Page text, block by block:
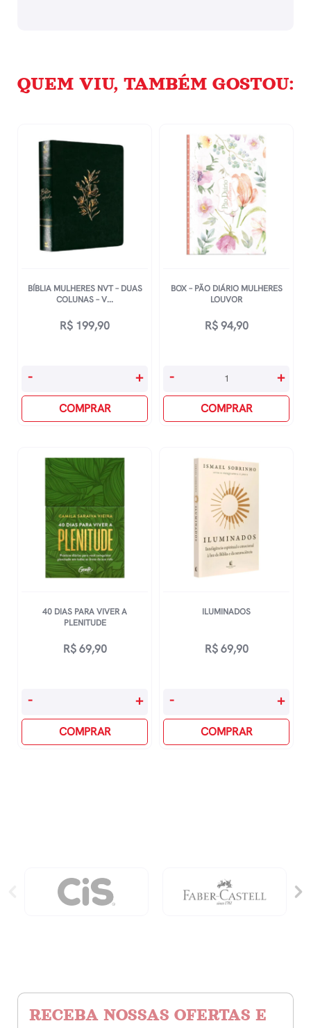
QUEM VIU, TAMBÉM GOSTOU:
BÍBLIA MULHERES NVT – DUAS
COLUNAS – V...
R$ 199,90
Bíblia
-
Colunas
Verde
Musgo
Floral
quantidade
- +
COMPRAR
BOX – PÃO DIÁRIO MULHERES
LOUVOR
R$94,90
Box
Diário
Louvor
quantidade
- +
COMPRAR
40 DIAS PARA VIVER A
PLENITUDE
R$69,90
40
Viver
- +
COMPRAR
ILUMINADOS
R$69,90
Iluminados
- +
COMPRAR
RECEBA NOSSAS OFERTAS E